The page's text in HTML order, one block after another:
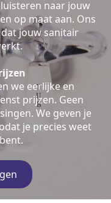
naar jouw
op maat aan. Ons
jouw sanitair
we eerlijke en
prijzen. Geen
We geven je
je precies weet